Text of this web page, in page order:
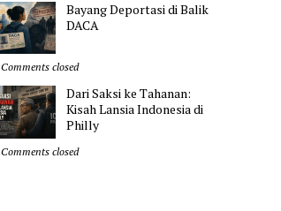
Bayang Deportasi di Balik
DACA
Comments closed
Dari Saksi ke Tahanan:
Kisah Lansia Indonesia di
Philly
Comments closed